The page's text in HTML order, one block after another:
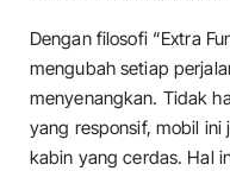
​Dengan filosofi “Extra
mengubah setiap
menyenangkan. Tidak
yang responsif, mobil ini
kabin yang cerdas. Hal